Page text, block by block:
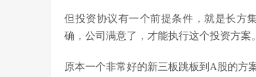
但投资协议有一个前提条件，就是长方
确，公司满意了，才能执行这个投资方案。
原本一个非常好的新三板跳板到A股的方